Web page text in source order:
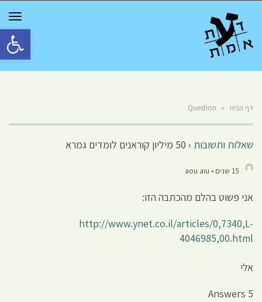
פתח
דף הבית »
Question
שאלות ותשובות › 50 מיליון קוראנים לומדים גמרא
15 שנים • aou aiu
אני פשוט בהלם מהכתבה הזו:
http://www.ynet.co.il/articles/0,7340,L-
4046985,00.html
אלי
5 Answers